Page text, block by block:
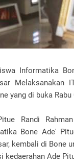
Informatika
Melaksanakan
yang di buka
Randi
Bone Ade'
kembali di Bone
kedaerahan Ade